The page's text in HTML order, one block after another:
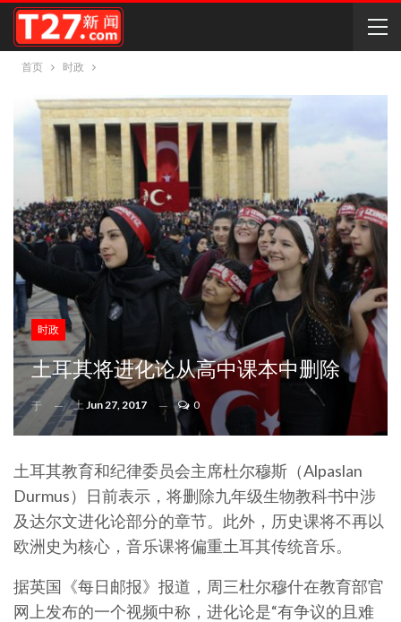
首页 时政
时政
土耳其将进化论从高中课本中删除
于 上 Jun 27, 2017 0
土耳其教育和纪律委员会主席杜尔穆斯（Alpaslan
Durmus）日前表示，将删除九年级生物教科书中涉
及达尔文进化论部分的章节。此外，历史课将不再以
欧洲史为核心，音乐课将偏重土耳其传统音乐。
据英国《每日邮报》报道，周三杜尔穆什在教育部官
网上发布的一个视频中称，进化论是“有争议的且难